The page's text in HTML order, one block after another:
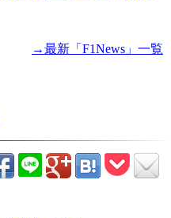
→最新「F1News」一覧